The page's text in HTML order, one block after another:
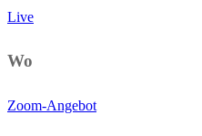
Live
Wo
Zoom-Angebot